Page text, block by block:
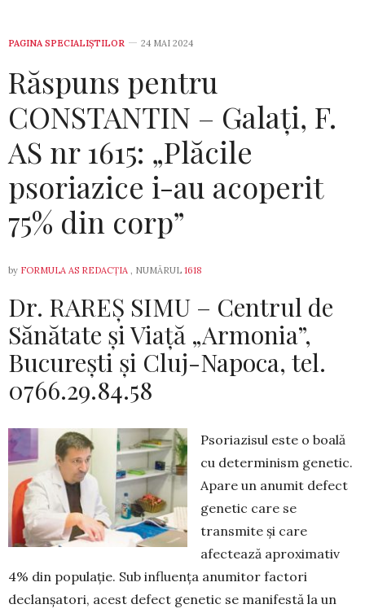
PAGINA SPECIALIȘTILOR 24 MAI 2024
Răspuns pentru
CONSTANTIN – Galați, F.
AS nr 1615: „Plăcile
psoriazice i-au acoperit
75% din corp”
by FORMULA AS REDACȚIA , NUMĂRUL 1618
Dr. RAREȘ SIMU – Centrul de
Sănătate şi Viaţă „Armonia”,
Bucureşti și Cluj-Napoca, tel.
0766.29.84.58
Psoriazisul este o boală
cu determinism genetic.
Apare un anumit defect
genetic care se
transmite și care
afectează aproximativ
4% din populație. Sub influența anumitor factori
declanșatori, acest defect genetic se manifestă la un